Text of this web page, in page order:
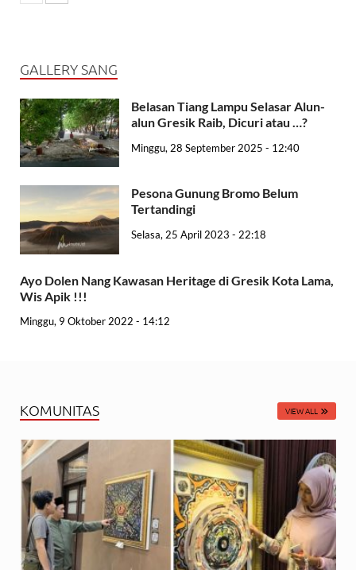
GALLERY SANG
Belasan Tiang Lampu Selasar Alun-
alun Gresik Raib, Dicuri atau …?
Minggu, 28 September 2025 - 12:40
Pesona Gunung Bromo Belum
Tertandingi
Selasa, 25 April 2023 - 22:18
Ayo Dolen Nang Kawasan Heritage di Gresik Kota Lama,
Wis Apik !!!
Minggu, 9 Oktober 2022 - 14:12
KOMUNITAS VIEW ALL